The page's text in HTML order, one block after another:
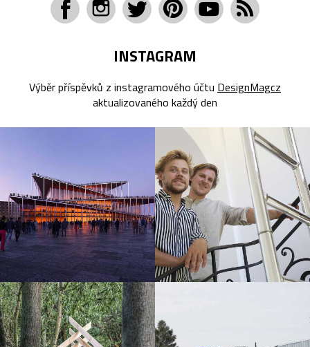
INSTAGRAM
Výběr příspěvků z instagramového účtu DesignMagcz
aktualizovaného každý den